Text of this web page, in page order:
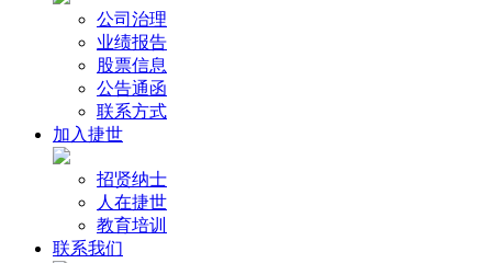
公司治理
业绩报告
股票信息
公告通函
联系方式
加入捷世
招贤纳士
人在捷世
教育培训
联系我们